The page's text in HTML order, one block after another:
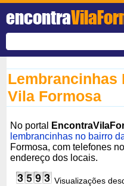
encontra
Lembrancinhas
Vila Formosa
No portal
lembrancinhas no bairro
Formosa, com telefones
endereço dos locais.
Visualizações